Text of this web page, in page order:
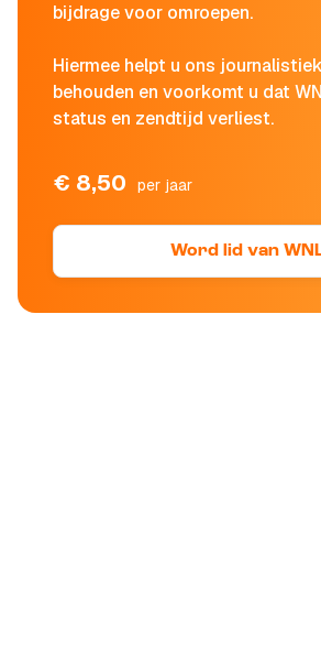
bijdrage voor omroepen.
Hiermee helpt u ons
behouden en voorkomt u dat
status en zendtijd verliest.
€ 8,50 per jaar
Word lid van